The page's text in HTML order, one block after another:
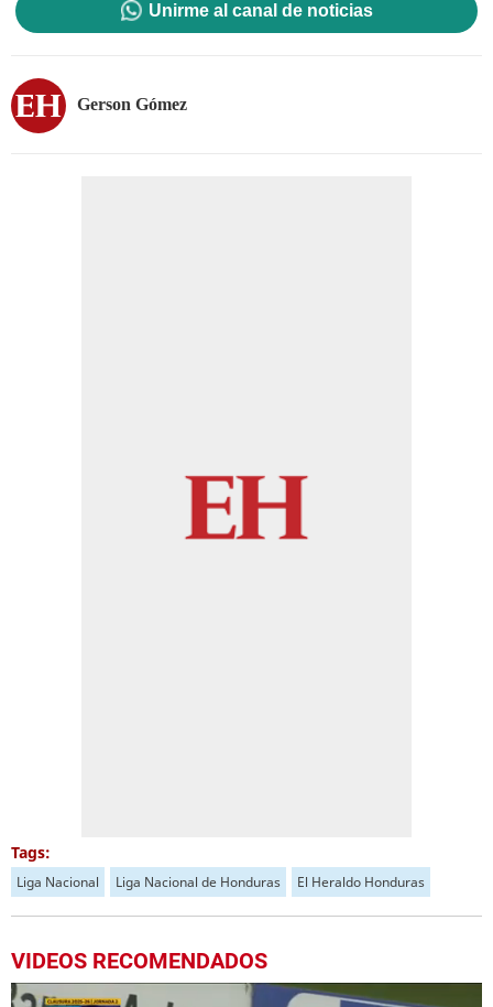
Unirme al canal de noticias
Gerson Gómez
Tags:
Liga Nacional Liga Nacional de Honduras El Heraldo Honduras
VIDEOS RECOMENDADOS